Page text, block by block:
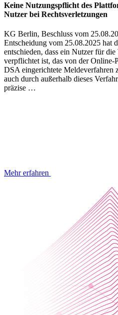
Keine Nutzungspflicht des
Nutzer bei Rechtsverletzungen
KG Berlin, Beschluss vom
Entscheidung vom 25.08.2025 hat
entschieden, dass ein Nutzer für
verpflichtet ist, das von der
DSA eingerichtete Meldeverfahren
auch durch außerhalb dieses
präzise …
Mehr erfahren